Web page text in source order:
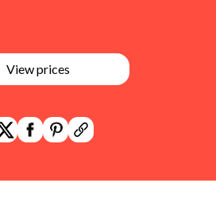
View prices